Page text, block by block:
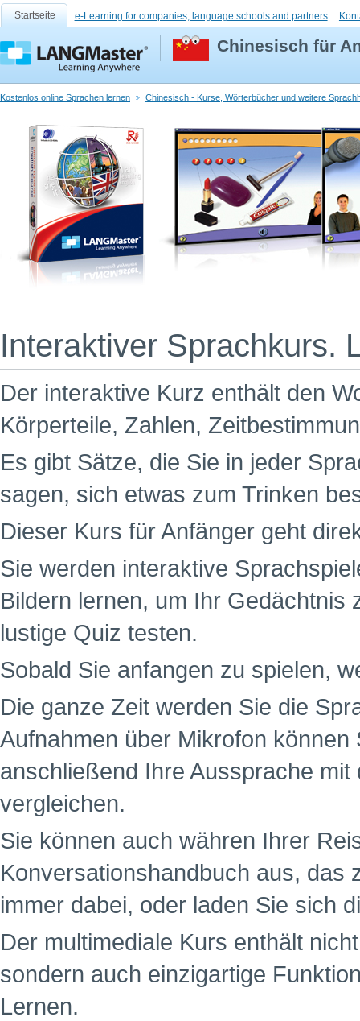
Startseite e-Learning for companies, language schools and partners
Chinesisch für
Kostenlos online Sprachen lernen Chinesisch - Kurse, Wörterbücher und weitere
Interaktiver Sprachkurs.
Der interaktive Kurz enthält den
Körperteile, Zahlen,
Es gibt Sätze, die Sie in jeder
sagen, sich etwas zum Trinken
Dieser Kurs für Anfänger geht
Sie werden interaktive
Bildern lernen, um Ihr Gedächtnis
lustige Quiz testen.
Sobald Sie anfangen zu spielen,
Die ganze Zeit werden Sie die
Aufnahmen über Mikrofon
anschließend Ihre Aussprache
vergleichen.
Sie können auch währen Ihrer
Konversationshandbuch aus, das
immer dabei, oder laden Sie sich
Der multimediale Kurs enthält
sondern auch einzigartige
Lernen.